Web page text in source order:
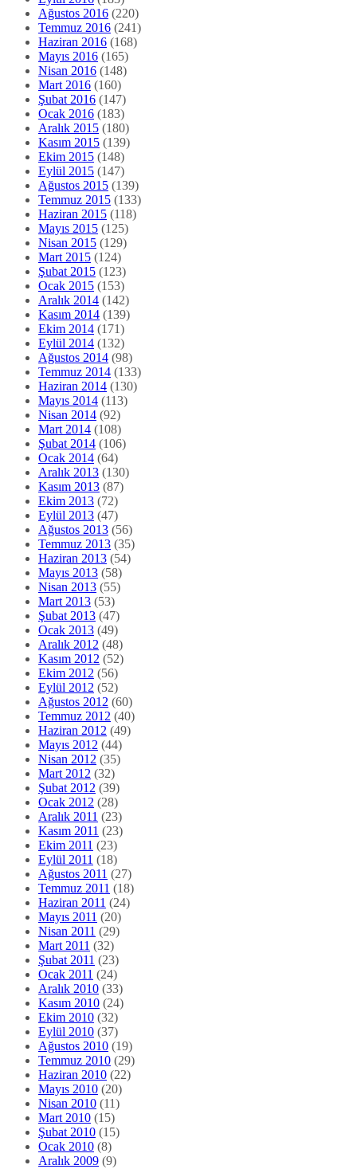
Ağustos 2016 (220)
Temmuz 2016 (241)
Haziran 2016 (168)
Mayıs 2016 (165)
Nisan 2016 (148)
Mart 2016 (160)
Şubat 2016 (147)
Ocak 2016 (183)
Aralık 2015 (180)
Kasım 2015 (139)
Ekim 2015 (148)
Eylül 2015 (147)
Ağustos 2015 (139)
Temmuz 2015 (133)
Haziran 2015 (118)
Mayıs 2015 (125)
Nisan 2015 (129)
Mart 2015 (124)
Şubat 2015 (123)
Ocak 2015 (153)
Aralık 2014 (142)
Kasım 2014 (139)
Ekim 2014 (171)
Eylül 2014 (132)
Ağustos 2014 (98)
Temmuz 2014 (133)
Haziran 2014 (130)
Mayıs 2014 (113)
Nisan 2014 (92)
Mart 2014 (108)
Şubat 2014 (106)
Ocak 2014 (64)
Aralık 2013 (130)
Kasım 2013 (87)
Ekim 2013 (72)
Eylül 2013 (47)
Ağustos 2013 (56)
Temmuz 2013 (35)
Haziran 2013 (54)
Mayıs 2013 (58)
Nisan 2013 (55)
Mart 2013 (53)
Şubat 2013 (47)
Ocak 2013 (49)
Aralık 2012 (48)
Kasım 2012 (52)
Ekim 2012 (56)
Eylül 2012 (52)
Ağustos 2012 (60)
Temmuz 2012 (40)
Haziran 2012 (49)
Mayıs 2012 (44)
Nisan 2012 (35)
Mart 2012 (32)
Şubat 2012 (39)
Ocak 2012 (28)
Aralık 2011 (23)
Kasım 2011 (23)
Ekim 2011 (23)
Eylül 2011 (18)
Ağustos 2011 (27)
Temmuz 2011 (18)
Haziran 2011 (24)
Mayıs 2011 (20)
Nisan 2011 (29)
Mart 2011 (32)
Şubat 2011 (23)
Ocak 2011 (24)
Aralık 2010 (33)
Kasım 2010 (24)
Ekim 2010 (32)
Eylül 2010 (37)
Ağustos 2010 (19)
Temmuz 2010 (29)
Haziran 2010 (22)
Mayıs 2010 (20)
Nisan 2010 (11)
Mart 2010 (15)
Şubat 2010 (15)
Ocak 2010 (8)
Aralık 2009 (9)